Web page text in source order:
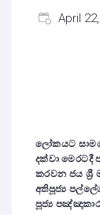
April
ලෝකයට
දක්වා මෙරටදී
කරවන ජය ශ්‍රී
අතිපූජ්‍ය
පූජ්‍ය